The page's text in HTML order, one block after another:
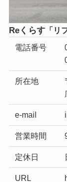
Reくらす「リ
電話番号
所在地
e-mail
営業時間
定休日
URL